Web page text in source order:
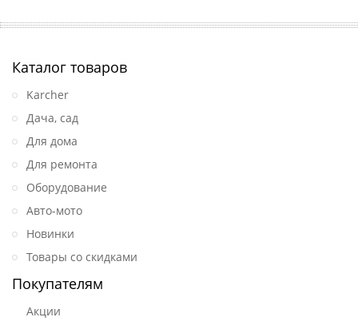
Каталог товаров
Karcher
Дача, сад
Для дома
Для ремонта
Оборудование
Авто-мото
Новинки
Товары со скидками
Покупателям
Акции